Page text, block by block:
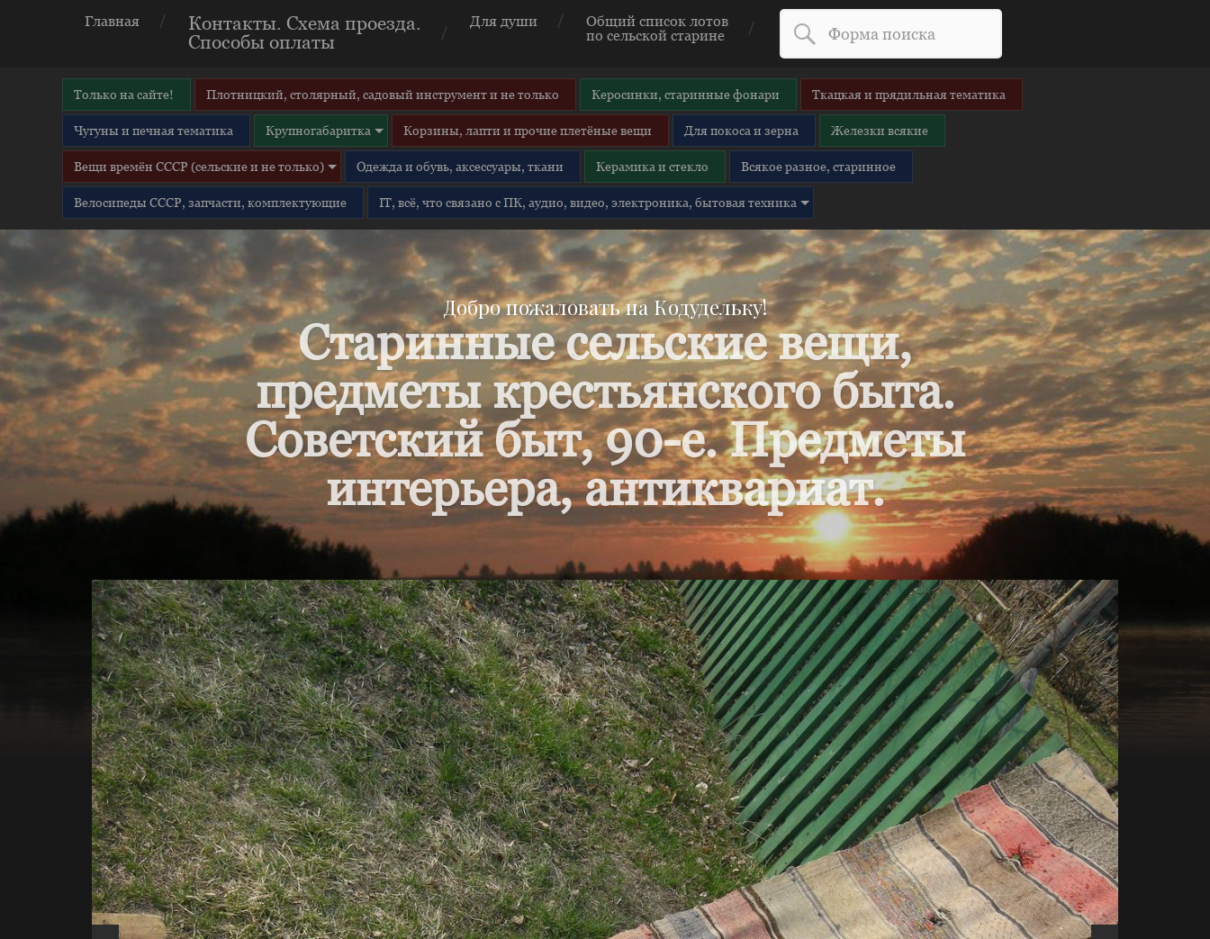
Главная
Контакты. Схема проезда.
Способы оплаты
Для души
Общий список лотов
по сельской старине
Только на сайте! Плотницкий, столярный, садовый инструмент и не только Керосинки, старинные фонари Ткацкая и прядильная тематика
Чугуны и печная тематика Крупногабаритка Корзины, лапти и прочие плетёные вещи Для покоса и зерна Железки всякие
Вещи времён СССР (сельские и не только) Одежда и обувь, аксессуары, ткани Керамика и стекло Всякое разное, старинное
Велосипеды СССР, запчасти, комплектующие IT, всё, что связано с ПК, аудио, видео, электроника, бытовая техника
Добро пожаловать на Кодудельку!
Старинные сельские вещи,
предметы крестьянского быта.
Советский быт, 90-е. Предметы
интерьера, антиквариат.